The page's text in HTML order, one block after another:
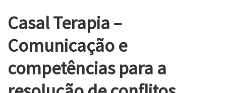
Casal Terapia –
Comunicação e
competências para a